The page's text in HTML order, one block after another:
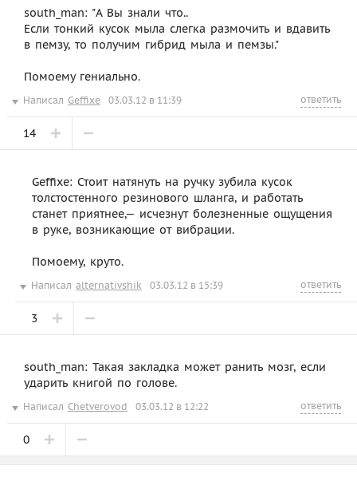
south_man: "А Вы знали что..
Если тонкий кусок мыла слегка размочить и вдавить
в пемзу, то получим гибрид мыла и пемзы."
Помоему гениально.
Написал Geffixe 03.03.12 в 11:39 ответить
14
Geffixe: Стоит натянуть на ручку зубила кусок
толстостенного резинового шланга, и работать
станет приятнее,— исчезнут болезненные ощущения
в руке, возникающие от вибрации.
Помоему, круто.
Написал alternativshik 03.03.12 в 15:39 ответить
3
south_man: Такая закладка может ранить мозг, если
ударить книгой по голове.
Написал Chetverovod 03.03.12 в 12:22 ответить
0